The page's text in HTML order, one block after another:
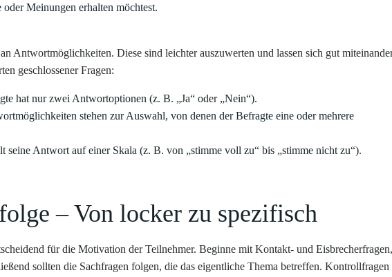
Meinungen erhalten möchtest.
Antwortmöglichkeiten. Diese sind leichter auszuwerten und lassen sich gut
geschlossener Fragen:
hat nur zwei Antwortoptionen (z. B. „Ja“ oder „Nein“).
stehen zur Auswahl, von denen der Befragte eine oder mehrere
seine Antwort auf einer Skala (z. B. von „stimme voll zu“ bis „stimme nicht zu“).
– Von locker zu spezifisch
für die Motivation der Teilnehmer. Beginne mit Kontakt- und
sollten die Sachfragen folgen, die das eigentliche Thema betreffen. Kontrollfragen